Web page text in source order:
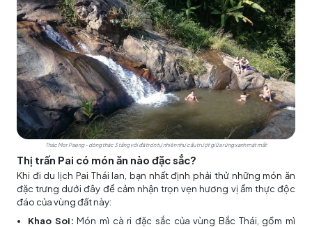
Thác Mor Paeng – dòng thác 3 tầng với đá trơn tự nhiên như cầu trượt giữa rừng xanh mát mắt
Thị trấn Pai có món ăn nào đặc sắc?
Khi đi du lịch Pai Thái lan, bạn nhất định phải thử những món ăn
đặc trưng dưới đây để cảm nhận trọn vẹn hương vị ẩm thực độc
đáo của vùng đất này:
Khao Soi:Món mì cà ri đặc sắc của vùng Bắc Thái, gồm mì